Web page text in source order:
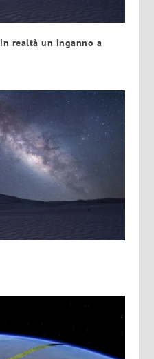
realtà un inganno a